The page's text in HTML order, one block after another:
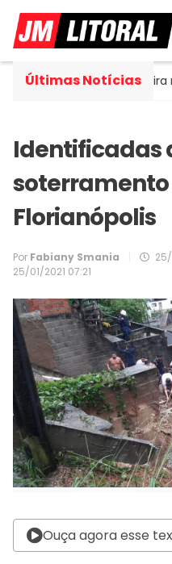
Últimas Notícias
assume cadeira na
Identificadas
Florianópolis
Por Fabiany Smania
25/01/2021 07:21
Ouça agora esse